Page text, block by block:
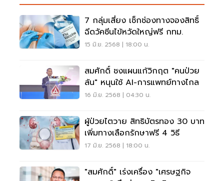
7 กลุ่มเสี่ยง เช็กช่องทางจองสิทธิ์
ฉีดวัคซีนไข้หวัดใหญ่ฟรี กทม.
15 มิ.ย. 2568 | 18:00 น.
สมศักดิ์ ชงแผนแก้วิกฤต "คนป่วย
ล้น" หนุนใช้ AI-การแพทย์ทางไกล
16 มิ.ย. 2568 | 04:30 น.
ผู้ป่วยไตวาย สิทธิบัตรทอง 30 บาท
เพิ่มทางเลือกรักษาฟรี 4 วิธี
17 มิ.ย. 2568 | 18:00 น.
"สมศักดิ์" เร่งเครื่อง "เศรษฐกิจ